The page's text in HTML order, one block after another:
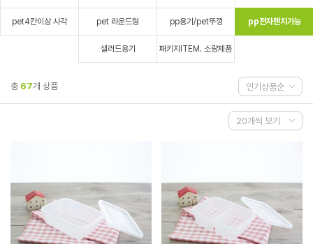
pet4칸이상 사각 pet 라운드형 pp용기/pet뚜껑 pp전자렌지가능
샐러드용기 패키지ITEM. 소량제품
총 67개 상품